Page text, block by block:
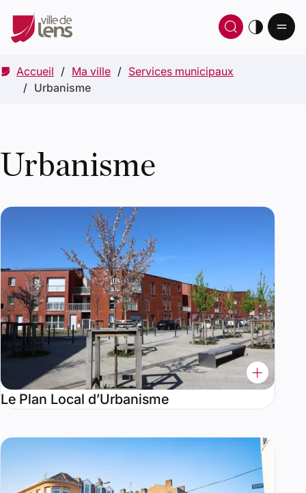
Ouvrir
Accueil Ma ville
Services municipaux
Urbanisme
Urbanisme
Le Plan Local d’Urbanisme